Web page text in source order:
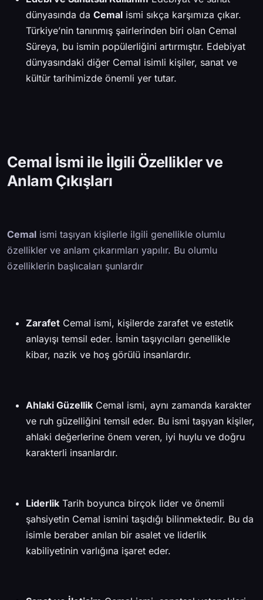
dünyasında da Cemal ismi sıkça karşımıza çıkar.
Türkiye’nin tanınmış şairlerinden biri olan Cemal
Süreya, bu ismin popülerliğini artırmıştır. Edebiyat
dünyasındaki diğer Cemal isimli kişiler, sanat ve
kültür tarihimizde önemli yer tutar.
Cemal İsmi ile İlgili Özellikler ve
Anlam Çıkışları
Cemal ismi taşıyan kişilerle ilgili genellikle olumlu
özellikler ve anlam çıkarımları yapılır. Bu olumlu
özelliklerin başlıcaları şunlardır
Zarafet Cemal ismi, kişilerde zarafet ve estetik
anlayışı temsil eder. İsmin taşıyıcıları genellikle
kibar, nazik ve hoş görülü insanlardır.
Ahlaki Güzellik Cemal ismi, aynı zamanda karakter
ve ruh güzelliğini temsil eder. Bu ismi taşıyan kişiler,
ahlaki değerlerine önem veren, iyi huylu ve doğru
karakterli insanlardır.
Liderlik Tarih boyunca birçok lider ve önemli
şahsiyetin Cemal ismini taşıdığı bilinmektedir. Bu da
isimle beraber anılan bir asalet ve liderlik
kabiliyetinin varlığına işaret eder.